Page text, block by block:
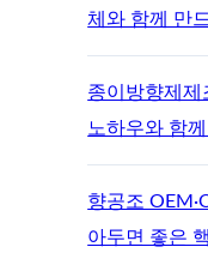
체와 함께 만
종이방향제제
노하우와 함
향공조
아두면 좋은